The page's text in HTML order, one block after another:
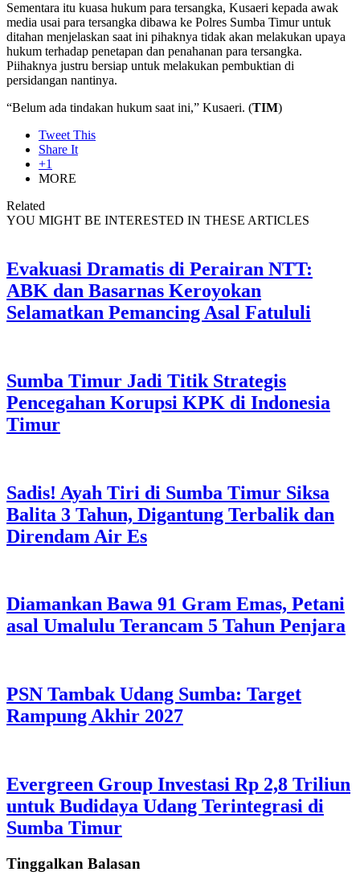
Sementara itu kuasa hukum para tersangka, Kusaeri kepada awak
media usai para tersangka dibawa ke Polres Sumba Timur untuk
ditahan menjelaskan saat ini pihaknya tidak akan melakukan upaya
hukum terhadap penetapan dan penahanan para tersangka.
Piihaknya justru bersiap untuk melakukan pembuktian di
persidangan nantinya.
“Belum ada tindakan hukum saat ini,” Kusaeri. (TIM)
Tweet This
Share It
+1
MORE
Related
YOU MIGHT BE INTERESTED IN THESE ARTICLES
Evakuasi Dramatis di Perairan NTT:
ABK dan Basarnas Keroyokan
Selamatkan Pemancing Asal Fatululi
Sumba Timur Jadi Titik Strategis
Pencegahan Korupsi KPK di Indonesia
Timur
Sadis! Ayah Tiri di Sumba Timur Siksa
Balita 3 Tahun, Digantung Terbalik dan
Direndam Air Es
Diamankan Bawa 91 Gram Emas, Petani
asal Umalulu Terancam 5 Tahun Penjara
PSN Tambak Udang Sumba: Target
Rampung Akhir 2027
Evergreen Group Investasi Rp 2,8 Triliun
untuk Budidaya Udang Terintegrasi di
Sumba Timur
Tinggalkan Balasan